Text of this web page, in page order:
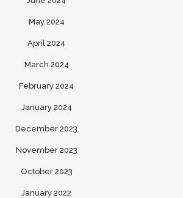
May 2024
April 2024
March 2024
February 2024
January 2024
December 2023
November 2023
October 2023
January 2022